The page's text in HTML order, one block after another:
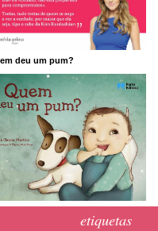
deu um pum?
etiquetas